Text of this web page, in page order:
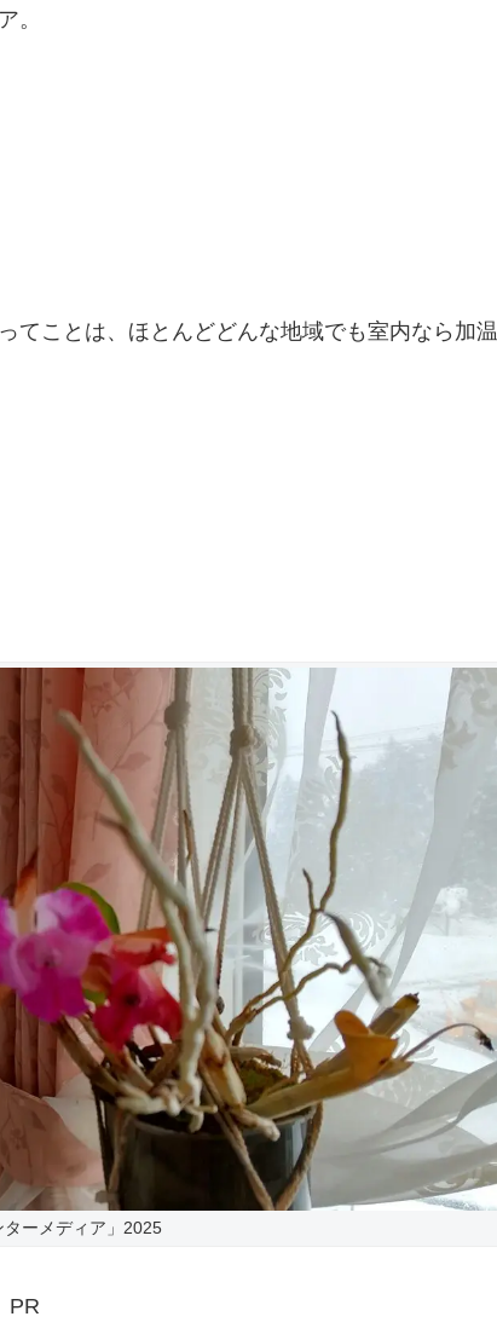
。
ことは、ほとんどどんな地域でも室内なら加温
ターメディア」2025
PR